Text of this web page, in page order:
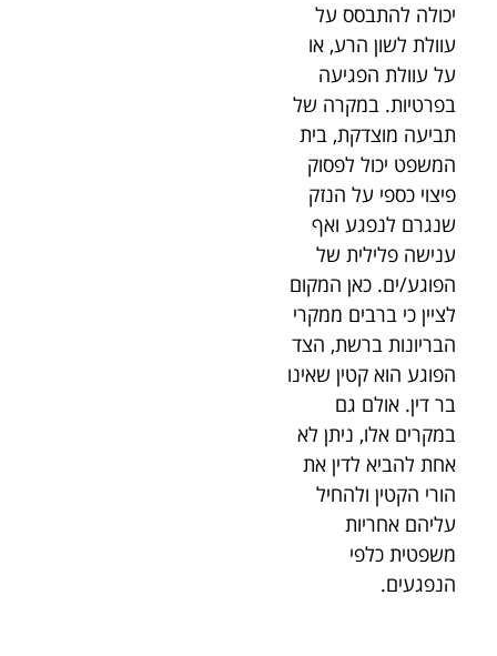
יכולה להתבסס על
עוולת לשון הרע, או
על עוולת הפגיעה
בפרטיות. במקרה של
תביעה מוצדקת, בית
המשפט יכול לפסוק
פיצוי כספי על הנזק
שנגרם לנפגע ואף
ענישה פלילית של
הפוגע/ים. כאן המקום
לציין כי ברבים ממקרי
הבריונות ברשת, הצד
הפוגע הוא קטין שאינו
בר דין. אולם גם
במקרים אלו, ניתן לא
אחת להביא לדין את
הורי הקטין ולהחיל
עליהם אחריות
משפטית כלפי
הנפגעים.